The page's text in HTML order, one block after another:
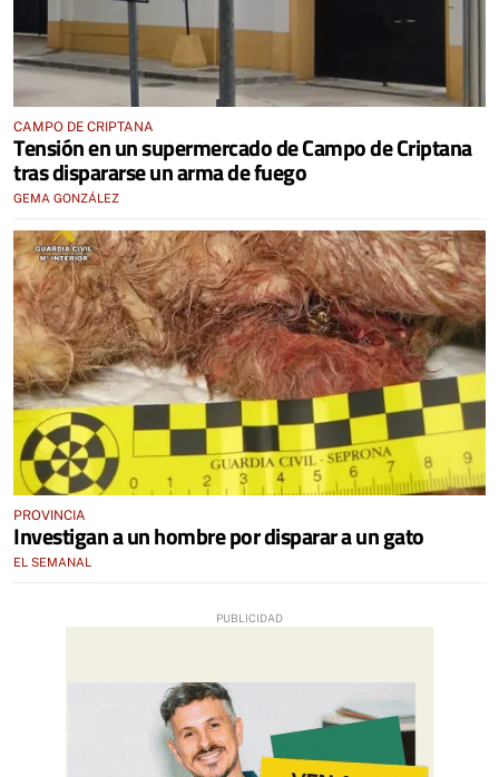
CAMPO DE CRIPTANA
Tensión en un supermercado de Campo de Criptana
tras dispararse un arma de fuego
GEMA GONZÁLEZ
PROVINCIA
Investigan a un hombre por disparar a un gato
EL SEMANAL